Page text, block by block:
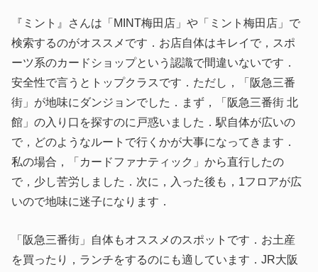
『ミント』さんは「MINT梅田店」や「ミント梅田店」で
検索するのがオススメです．お店自体はキレイで，スポ
ーツ系のカードショップという認識で間違いないです．
安全性で言うとトップクラスです．ただし，「阪急三番
街」が地味にダンジョンでした．まず，「阪急三番街 北
館」の入り口を探すのに戸惑いました．駅自体が広いの
で，どのようなルートで行くかが大事になってきます．
私の場合，「カードファナティック」から直行したの
で，少し苦労しました．次に，入った後も，1フロアが広
いので地味に迷子になります．
「阪急三番街」自体もオススメのスポットです．お土産
を買ったり，ランチをするのにも適しています．JR大阪